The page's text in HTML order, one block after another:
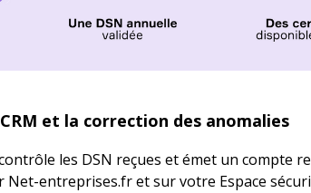
et la correction des anomalies
les DSN reçues et émet un compte
entreprises.fr et sur votre Espace